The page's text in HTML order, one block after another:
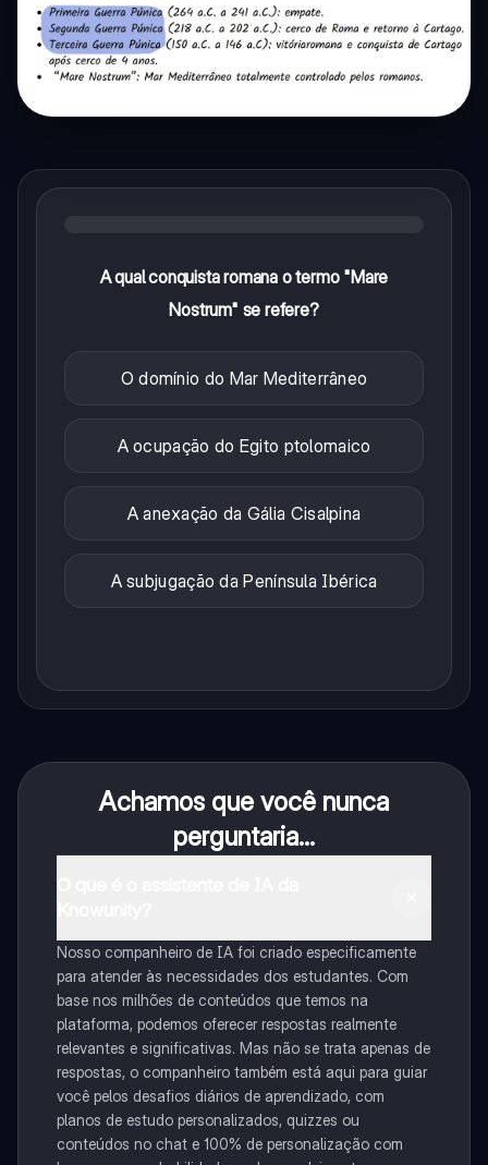
A qual conquista romana o termo "Mare
Nostrum" se refere?
O domínio do Mar Mediterrâneo
A ocupação do Egito ptolomaico
A anexação da Gália Cisalpina
A subjugação da Península Ibérica
Achamos que você nunca
perguntaria...
Nosso companheiro de IA foi criado especificamente
para atender às necessidades dos estudantes. Com
base nos milhões de conteúdos que temos na
plataforma, podemos oferecer respostas realmente
relevantes e significativas. Mas não se trata apenas de
respostas, o companheiro também está aqui para guiar
você pelos desafios diários de aprendizado, com
planos de estudo personalizados, quizzes ou
conteúdos no chat e 100% de personalização com